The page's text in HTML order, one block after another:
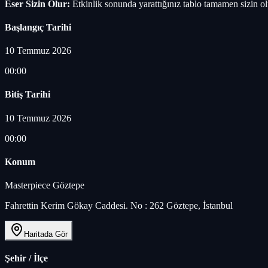
Eser Sizin Olur: Etkinlik sonunda yarattığınız tablo tamamen sizin
Başlangıç Tarihi
10 Temmuz 2026
00:00
Bitiş Tarihi
10 Temmuz 2026
00:00
Konum
Masterpiece Göztepe
Fahrettin Kerim Gökay Caddesi. No : 262 Göztepe, İstanbul
Haritada Gör
Şehir / İlçe